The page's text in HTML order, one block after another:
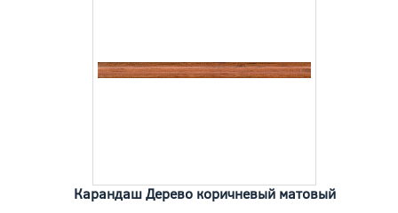
Карандаш Дерево коричневый матовый